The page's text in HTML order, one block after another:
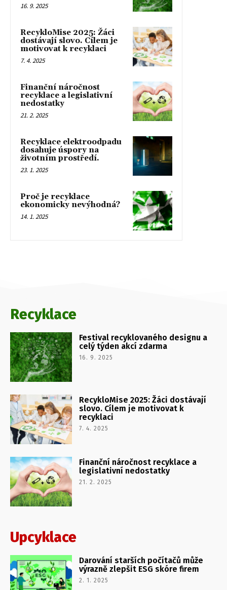
16. 9. 2025
RecykloMise 2025: Žáci
dostávají slovo. Cílem je
motivovat k recyklaci
7. 4. 2025
Finanční náročnost
recyklace a legislativní
nedostatky
21. 2. 2025
Recyklace elektroodpadu
dosahuje úspory na
životním prostředí.
23. 1. 2025
Proč je recyklace
ekonomicky nevýhodná?
14. 1. 2025
Recyklace
Festival recyklovaného designu a
celý týden akcí zdarma
16. 9. 2025
RecykloMise 2025: Žáci dostávají
slovo. Cílem je motivovat k
recyklaci
7. 4. 2025
Finanční náročnost recyklace a
legislativní nedostatky
21. 2. 2025
Upcyklace
Darování starších počítačů může
výrazně zlepšit ESG skóre firem
2. 1. 2025